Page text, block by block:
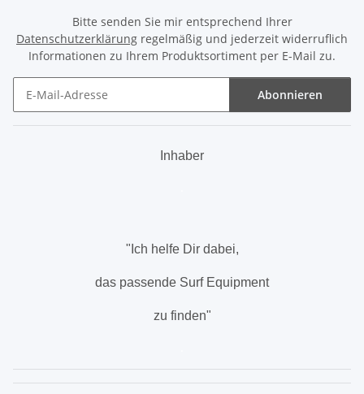
Bitte senden Sie mir entsprechend Ihrer
Datenschutzerklärung regelmäßig und jederzeit widerruflich
Informationen zu Ihrem Produktsortiment per E-Mail zu.
Abonnieren
Inhaber
"Ich helfe Dir dabei,
das passende Surf Equipment
zu finden"